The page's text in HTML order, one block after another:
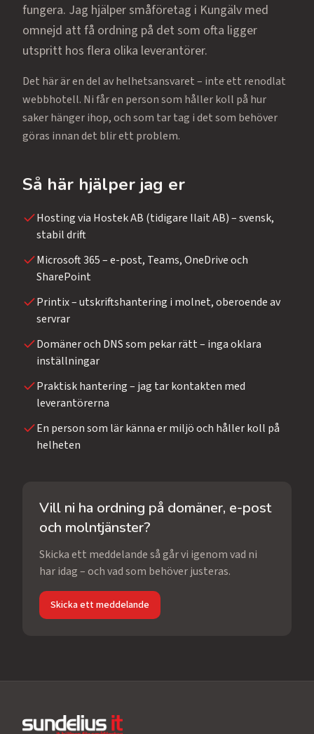
fungera. Jag hjälper småföretag i Kungälv med
omnejd att få ordning på det som ofta ligger
utspritt hos flera olika leverantörer.
Det här är en del av helhetsansvaret – inte ett renodlat
webbhotell. Ni får en person som håller koll på hur
saker hänger ihop, och som tar tag i det som behöver
göras innan det blir ett problem.
Så här hjälper jag er
Hosting via Hostek AB (tidigare Ilait AB) – svensk,
stabil drift
Microsoft 365 – e-post, Teams, OneDrive och
SharePoint
Printix – utskriftshantering i molnet, oberoende av
servrar
Domäner och DNS som pekar rätt – inga oklara
inställningar
Praktisk hantering – jag tar kontakten med
leverantörerna
En person som lär känna er miljö och håller koll på
helheten
Vill ni ha ordning på domäner, e-post
och molntjänster?
Skicka ett meddelande så går vi igenom vad ni
har idag – och vad som behöver justeras.
Skicka ett meddelande